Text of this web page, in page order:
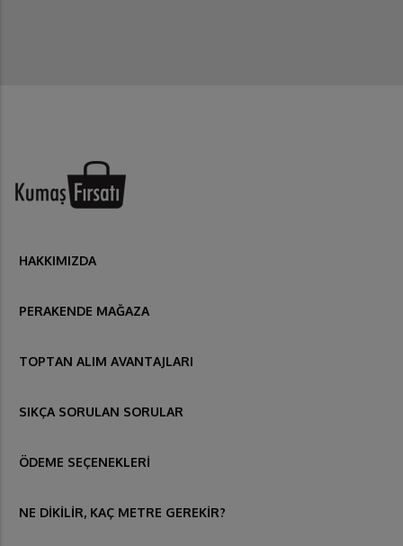
HAKKIMIZDA
PERAKENDE MAĞAZA
TOPTAN ALIM AVANTAJLARI
SIKÇA SORULAN SORULAR
ÖDEME SEÇENEKLERİ
NE DİKİLİR, KAÇ METRE GEREKİR?